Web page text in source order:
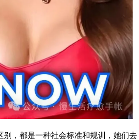
，都是一种社会标准和规训，她们去